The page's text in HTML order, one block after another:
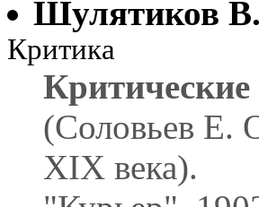
Шулятиков
Критика
(Соловьев Е.
XIX века).